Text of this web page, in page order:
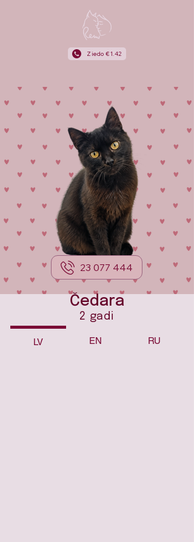
Ziedo €1.42
LV EN RU
23 077 444
Čedara
2 gadi